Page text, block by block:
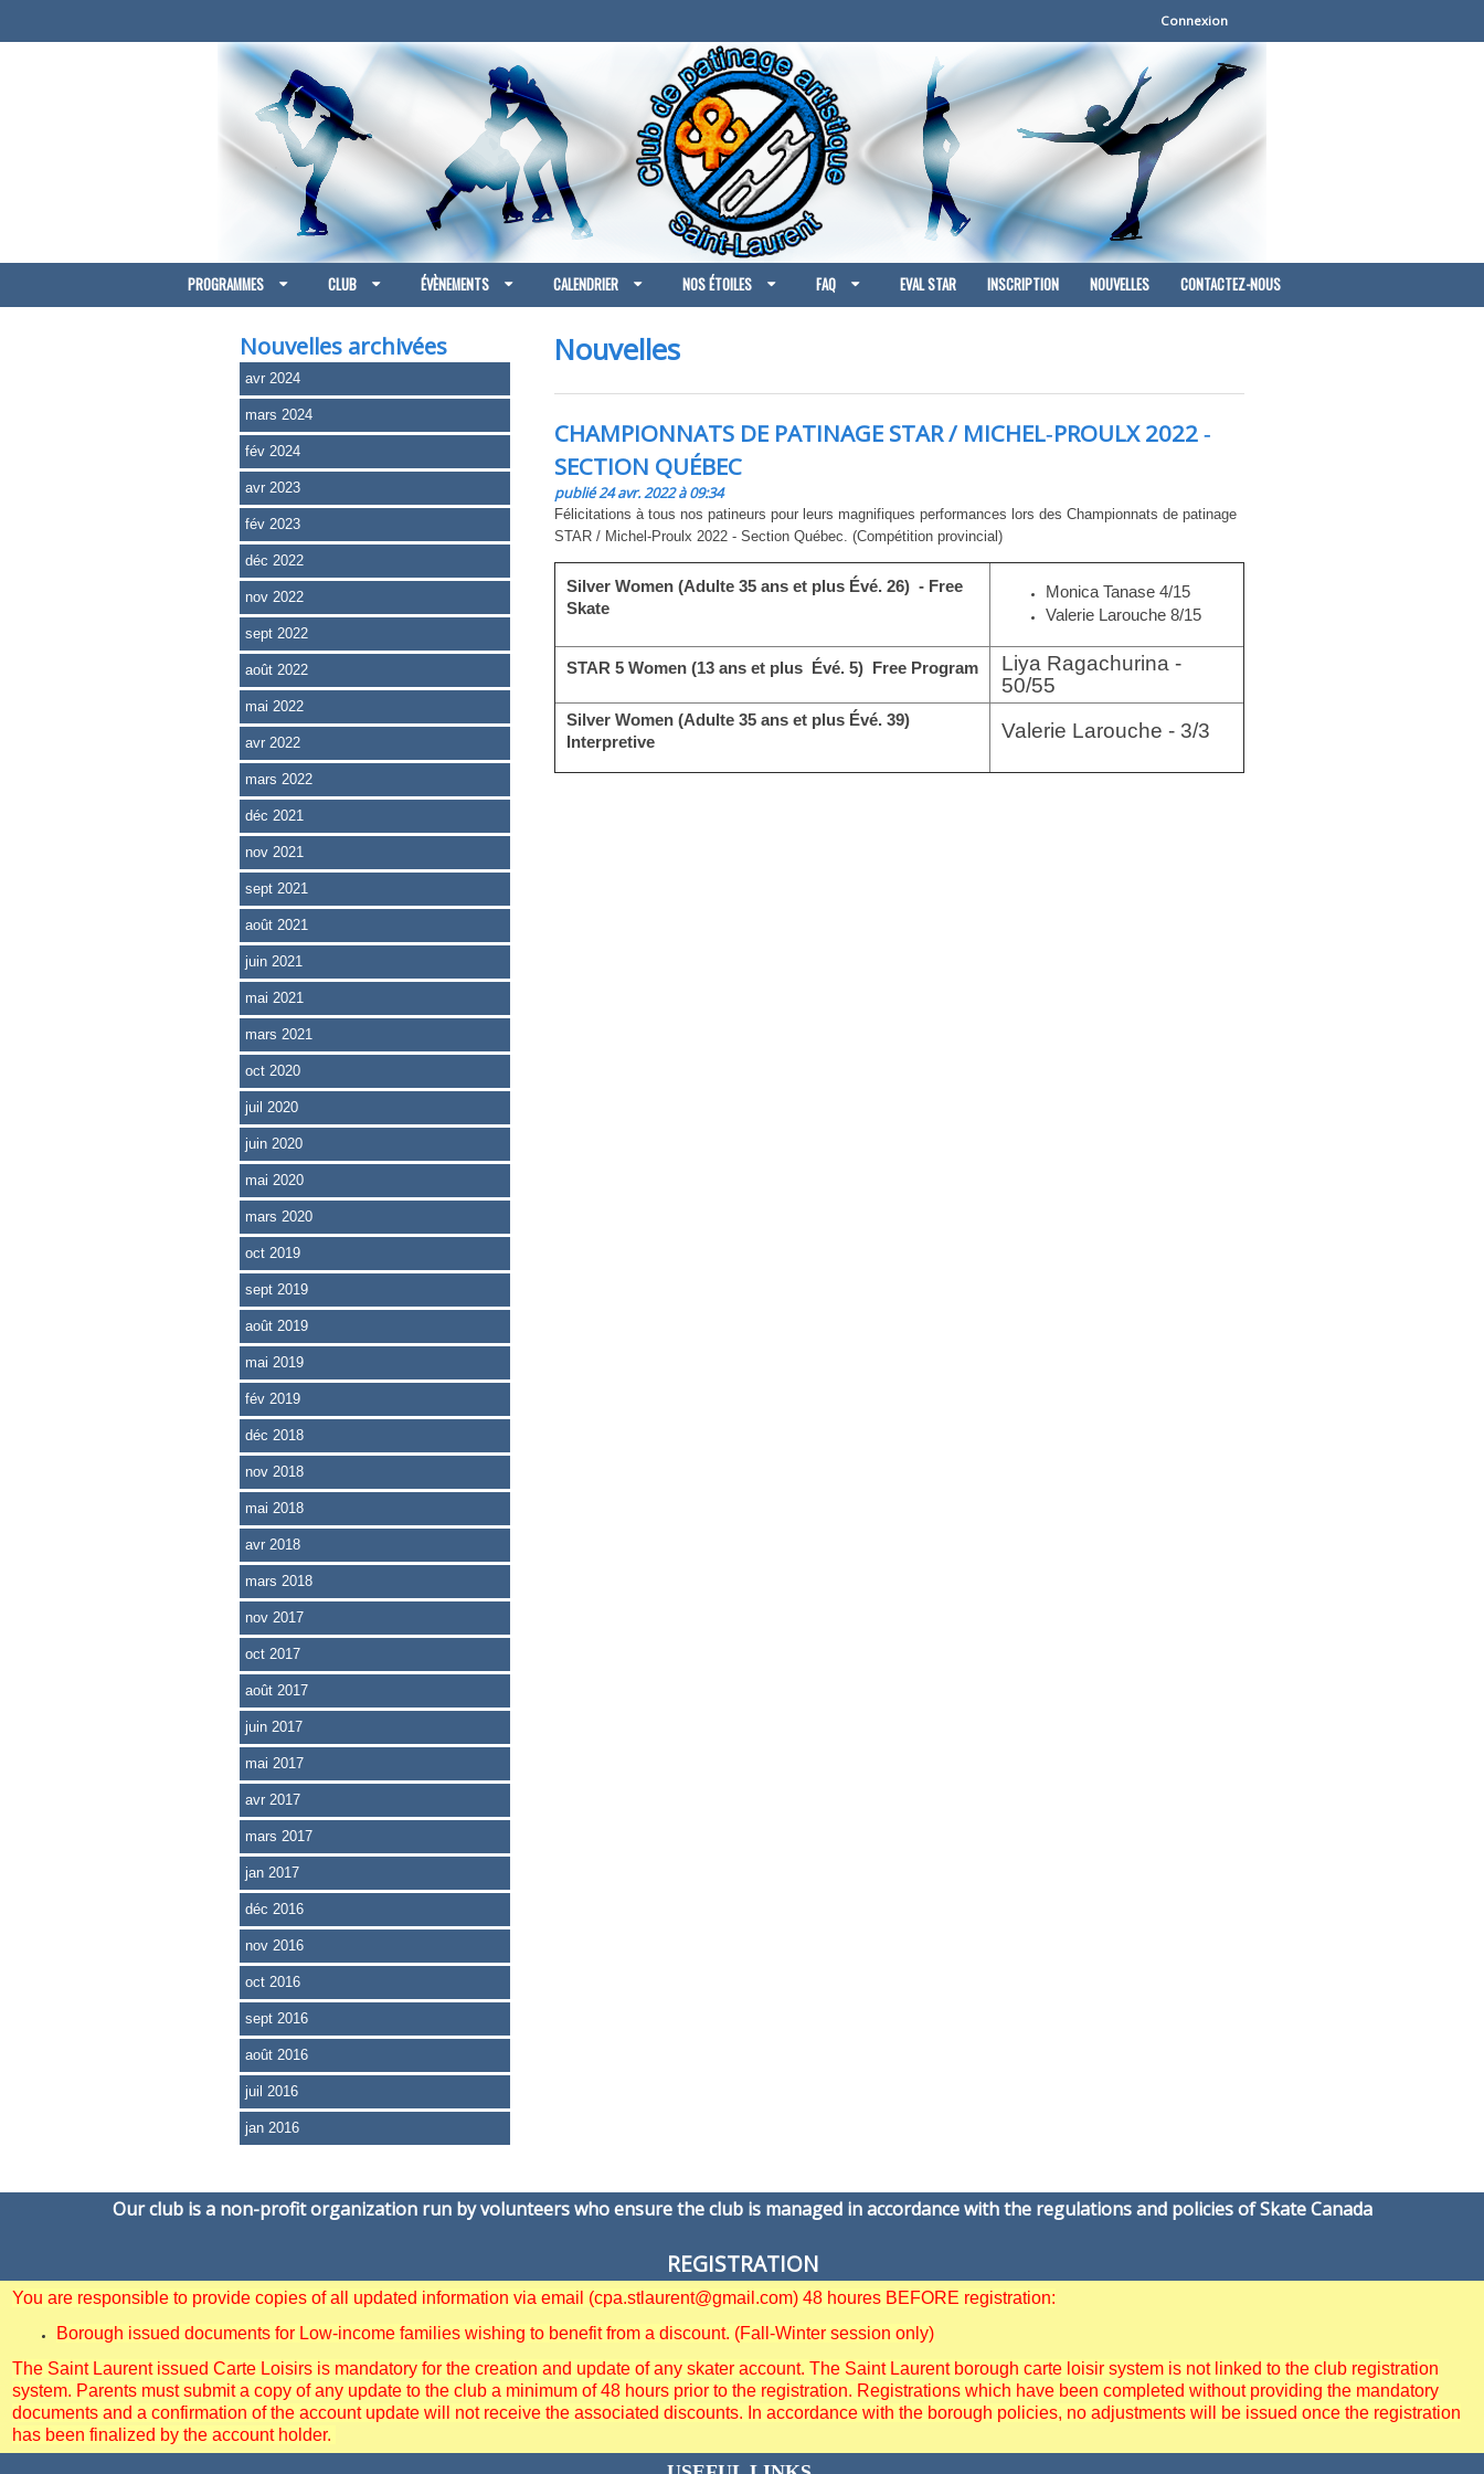
Connexion
PROGRAMMES CLUB ÉVÈNEMENTS CALENDRIER NOS ÉTOILES FAQ EVAL STAR INSCRIPTION NOUVELLES CONTACTEZ-NOUS
Nouvelles archivées
avr 2024
mars 2024
fév 2024
avr 2023
fév 2023
déc 2022
nov 2022
sept 2022
août 2022
mai 2022
avr 2022
mars 2022
déc 2021
nov 2021
sept 2021
août 2021
juin 2021
mai 2021
mars 2021
oct 2020
juil 2020
juin 2020
mai 2020
mars 2020
oct 2019
sept 2019
août 2019
mai 2019
fév 2019
déc 2018
nov 2018
mai 2018
avr 2018
mars 2018
nov 2017
oct 2017
août 2017
juin 2017
mai 2017
avr 2017
mars 2017
jan 2017
déc 2016
nov 2016
oct 2016
sept 2016
août 2016
juil 2016
jan 2016
Nouvelles
CHAMPIONNATS DE PATINAGE STAR / MICHEL‐PROULX 2022 ‐
SECTION QUÉBEC
publié 24 avr. 2022 à 09:34
Félicitations à tous nos patineurs pour leurs magnifiques performances lors des Championnats de patinage
STAR / Michel‐Proulx 2022 ‐ Section Québec. (Compétition provincial)
Silver Women (Adulte 35 ans et plus Évé. 26) ‐ Free
Skate
Monica Tanase 4/15
Valerie Larouche 8/15
STAR 5 Women (13 ans et plus Évé. 5) Free Program
Liya Ragachurina -
50/55
Silver Women (Adulte 35 ans et plus Évé. 39)
Interpretive
Valerie Larouche - 3/3
Our club is a non-profit organization run by volunteers who ensure the club is managed in accordance with the regulations and policies of Skate Canada
REGISTRATION
You are responsible to provide copies of all updated information via email (cpa.stlaurent@gmail.com) 48 houres BEFORE registration:
Borough issued documents for Low-income families wishing to benefit from a discount. (Fall-Winter session only)
The Saint Laurent issued Carte Loisirs is mandatory for the creation and update of any skater account. The Saint Laurent borough carte loisir system is not linked to the club registration
system. Parents must submit a copy of any update to the club a minimum of 48 hours prior to the registration. Registrations which have been completed without providing the mandatory
documents and a confirmation of the account update will not receive the associated discounts. In accordance with the borough policies, no adjustments will be issued once the registration
has been finalized by the account holder.